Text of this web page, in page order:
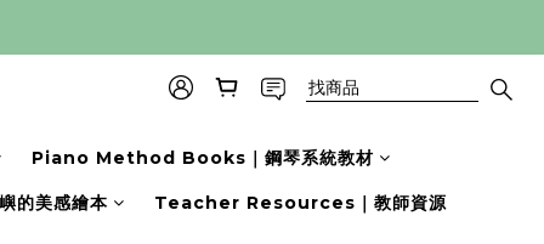
Piano Method Books｜鋼琴系統教材
美感繪本 Teacher Resources｜教師資源